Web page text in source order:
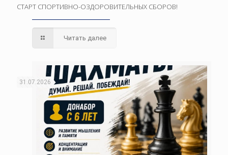
СТАРТ СПОРТИВНО-ОЗДОРОВИТЕЛЬНЫХ СБОРОВ!
Читать далее
31.07.2026